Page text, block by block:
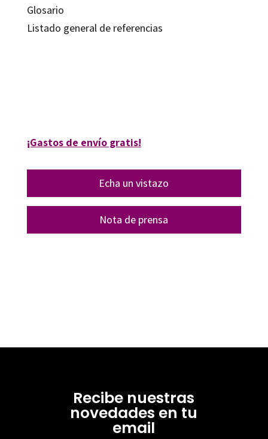
Glosario
Listado general de referencias
¡Gastos de envío gratis!
Echa un vistazo
Nota de prensa
Recibe nuestras
novedades en tu
email